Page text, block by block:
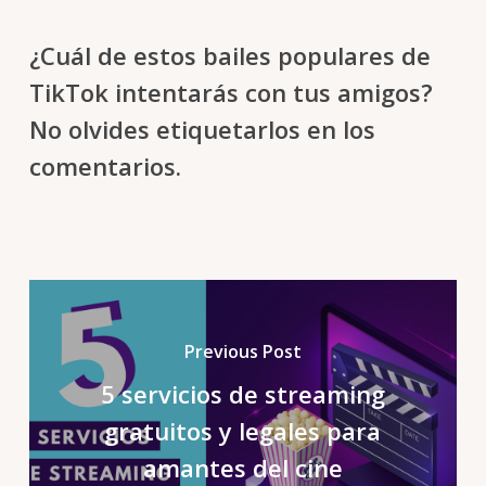
¿Cuál de estos bailes populares de
TikTok intentarás con tus amigos?
No olvides etiquetarlos en los
comentarios.
Previous Post
5 servicios de streaming
gratuitos y legales para
amantes del cine